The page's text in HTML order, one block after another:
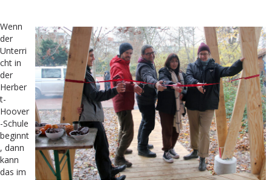
Wenn
der
Unterri
cht in
der
Herber
t-
Hoover
-Schule
beginnt
, dann
kann
das im